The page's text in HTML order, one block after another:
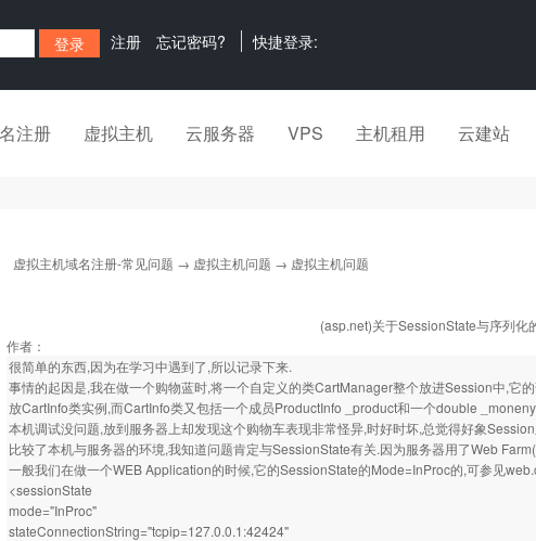
注册 忘记密码? 快捷登录:
注册 虚拟主机 云服务器 VPS 主机租用 云建站
虚拟主机域名注册-常见问题 → 虚拟主机问题 → 虚拟主机问题
(asp.net)关于SessionState与序列化
作者：
很简单的东西,因为在学习中遇到了,所以记录下来.
事情的起因是,我在做一个购物蓝时,将一个自定义的类CartManager整个放进Session中,它
放CartInfo类实例,而CartInfo类又包括一个成员ProductInfo _product和一个double
本机调试没问题,放到服务器上却发现这个购物车表现非常怪异,时好时坏,总觉得好象
比较了本机与服务器的环境,我知道问题肯定与SessionState有关.因为服务器用了Web
一般我们在做一个WEB Application的时候,它的SessionState的Mode=InProc的,可参见
<sessionState
mode="InProc"
stateConnectionString="tcpip=127.0.0.1:42424"